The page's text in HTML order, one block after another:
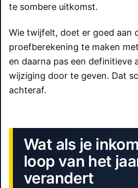
te sombere uitkomst.
Wie twijfelt, doet er goed aan
proefberekening te maken
en daarna pas een definitieve
wijziging door te geven. Dat
achteraf.
Wat als je
loop van het
verandert